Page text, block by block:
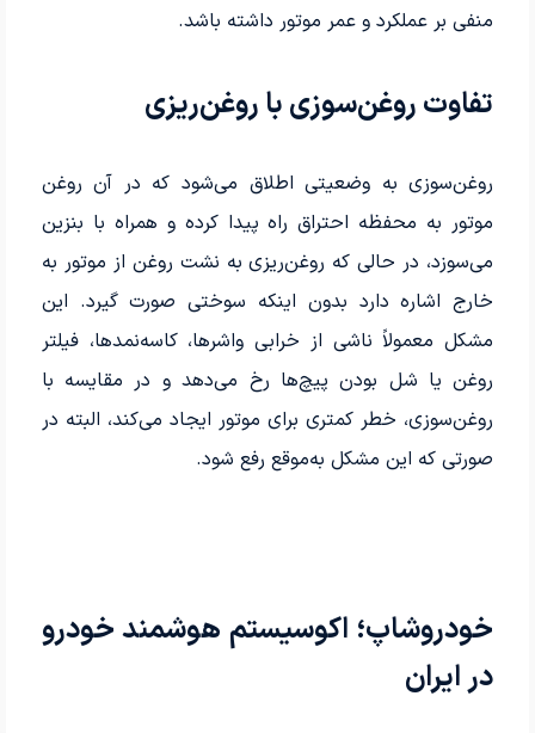
منفی بر عملکرد و عمر موتور داشته باشد.
تفاوت روغن‌سوزی با روغن‌ریزی
روغن‌سوزی به وضعیتی اطلاق می‌شود که در آن روغن
موتور به محفظه احتراق راه پیدا کرده و همراه با بنزین
می‌سوزد، در حالی که روغن‌ریزی به نشت روغن از موتور به
خارج اشاره دارد بدون اینکه سوختی صورت گیرد. این
مشکل معمولاً ناشی از خرابی واشرها، کاسه‌نمدها، فیلتر
روغن یا شل بودن پیچ‌ها رخ می‌دهد و در مقایسه با
روغن‌سوزی، خطر کمتری برای موتور ایجاد می‌کند، البته در
صورتی که این مشکل به‌موقع رفع شود.
خودروشاپ؛ اکوسیستم هوشمند خودرو
در ایران